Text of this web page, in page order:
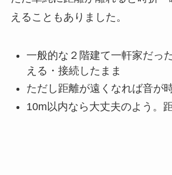
えることもありました。
一般的な２階建て一軒家だっ
える・接続したまま
ただし距離が遠くなれば音が
10m以内なら大丈夫のよう。